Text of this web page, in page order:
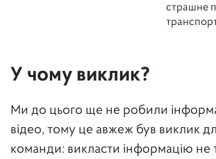
страшне
У чому виклик?
Ми до цього ще не робили
відео, тому це авжеж був виклик
команди: викласти інформацію не